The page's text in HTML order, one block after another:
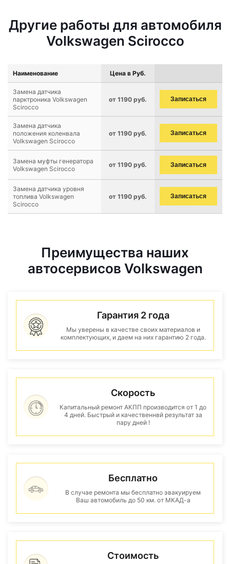
Другие работы для автомобиля
Volkswagen Scirocco
Наименование Цена в Руб.
Замена датчика
парктроника Volkswagen
Scirocco
от 1190 руб. Записаться
Замена датчика
положения коленвала
Volkswagen Scirocco
от 1190 руб. Записаться
Замена муфты генератора
Volkswagen Scirocco
от 1190 руб. Записаться
Замена датчика уровня
топлива Volkswagen
Scirocco
от 1190 руб. Записаться
Преимущества наших
автосервисов Volkswagen
Гарантия 2 года
Мы уверены в качестве своих материалов и
комплектующих, и даем на них гарантию 2 года.
Скорость
Капитальный ремонт АКПП производится от 1 до
4 дней. Быстрый и качественнвй результат за
пару дней !
Бесплатно
В случае ремонта мы бесплатно эвакуируем
Ваш автомобиль до 50 км. от МКАД-а
Стоимость